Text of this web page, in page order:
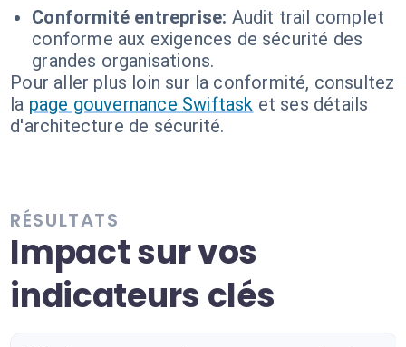
Conformité entreprise: Audit trail complet
conforme aux exigences de sécurité des
grandes organisations.
Pour aller plus loin sur la conformité, consultez
la page gouvernance Swiftask et ses détails
d'architecture de sécurité.
RÉSULTATS
Impact sur vos
indicateurs clés